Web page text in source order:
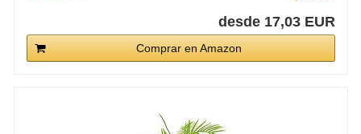
desde 17,03 EUR
Comprar en Amazon